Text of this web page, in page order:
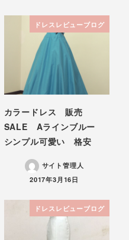
ドレスレビューブログ
カラードレス 販売
SALE Aラインブルー
シンプル可愛い 格安
サイト管理人
投稿日
2017年3月16日
ドレスレビューブログ